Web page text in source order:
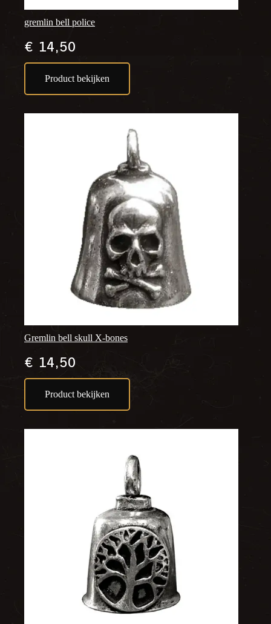
gremlin bell police
€14,50
Product bekijken
Gremlin bell skull X-bones
€14,50
Product bekijken